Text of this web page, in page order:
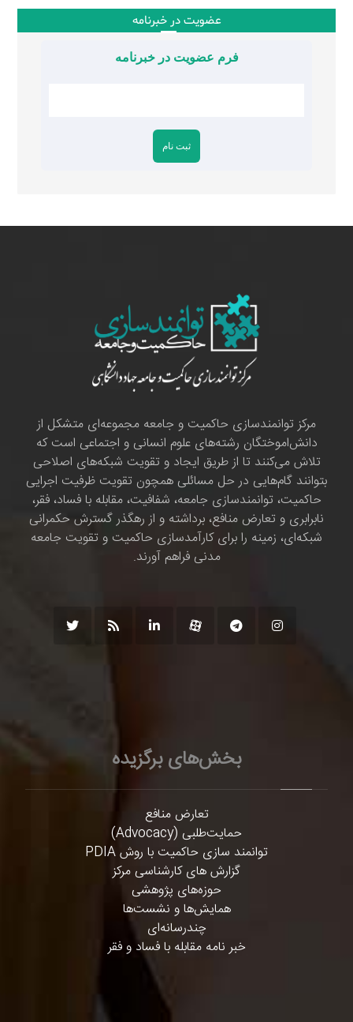
عضویت در خبرنامه
فرم عضویت در خبرنامه
مرکز توانمندسازی حاکمیت و جامعه مجموعه‌ای متشکل از
دانش‌اموختگان رشته‌های علوم انسانی و اجتماعی است که
تلاش می‌کنند تا از طریق ایجاد و تقویت شبکه‌های اصلاحی
بتوانند گام‌هایی در حل مسائلی همچون تقویت ظرفیت اجرایی
حاکمیت، توانمندسازی جامعه، شفافیت، مقابله با فساد، فقر،
نابرابری و تعارض منافع، برداشته و از رهگذر گسترش حکمرانی
شبکه‌ای، زمینه را برای کارآمدسازی حاکمیت و تقویت جامعه
مدنی فراهم آورند.
بخش‌های برگزیده
تعارض منافع
حمایت‌طلبی (Advocacy)
توانمند سازی حاکمیت با روش PDIA
گزارش های کارشناسی مرکز
حوزه‌های پژوهشی
همایش‌ها و نشست‌ها
چندرسانه‌ای
خبر نامه مقابله با فساد و فقر